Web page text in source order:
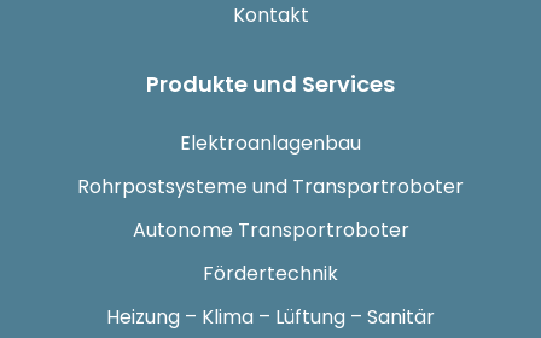
Kontakt
Produkte und Services
Elektroanlagenbau
Rohrpostsysteme und Transportroboter
Autonome Transportroboter
Fördertechnik
Heizung – Klima – Lüftung – Sanitär